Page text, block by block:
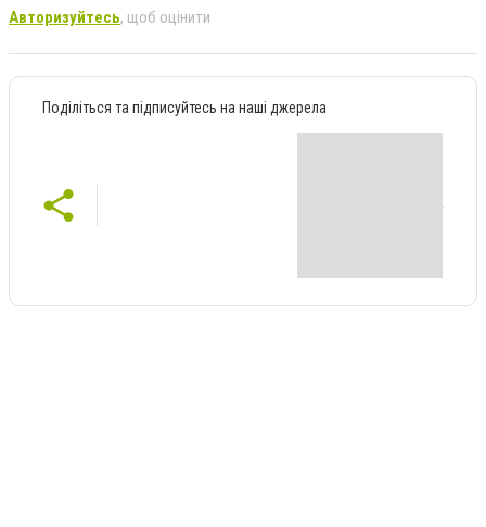
Авторизуйтесь, щоб оцінити
Поділіться та підписуйтесь на наші джерела